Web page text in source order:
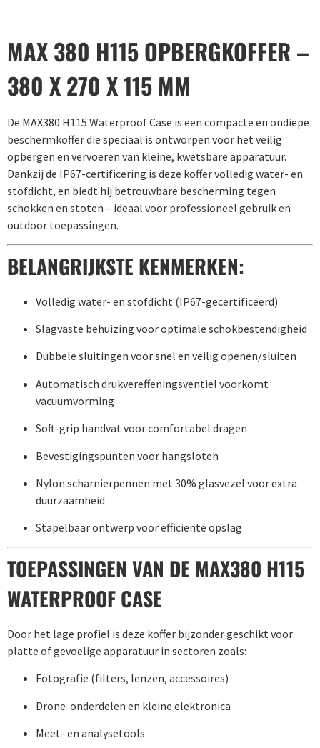
MAX 380 H115 OPBERGKOFFER –
380 X 270 X 115 MM
De MAX380 H115 Waterproof Case is een compacte en ondiepe
beschermkoffer die speciaal is ontworpen voor het veilig
opbergen en vervoeren van kleine, kwetsbare apparatuur.
Dankzij de IP67-certificering is deze koffer volledig water- en
stofdicht, en biedt hij betrouwbare bescherming tegen
schokken en stoten – ideaal voor professioneel gebruik en
outdoor toepassingen.
BELANGRIJKSTE KENMERKEN:
Volledig water- en stofdicht (IP67-gecertificeerd)
Slagvaste behuizing voor optimale schokbestendigheid
Dubbele sluitingen voor snel en veilig openen/sluiten
Automatisch drukvereffeningsventiel voorkomt
vacuümvorming
Soft-grip handvat voor comfortabel dragen
Bevestigingspunten voor hangsloten
Nylon scharnierpennen met 30% glasvezel voor extra
duurzaamheid
Stapelbaar ontwerp voor efficiënte opslag
TOEPASSINGEN VAN DE MAX380 H115
WATERPROOF CASE
Door het lage profiel is deze koffer bijzonder geschikt voor
platte of gevoelige apparatuur in sectoren zoals:
Fotografie (filters, lenzen, accessoires)
Drone-onderdelen en kleine elektronica
Meet- en analysetools